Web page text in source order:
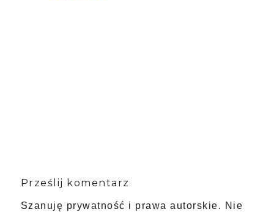
Prześlij komentarz
Szanuję prywatność i prawa autorskie. Nie